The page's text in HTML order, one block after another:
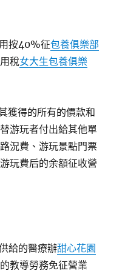
按40%征包養俱樂部
稅女大生包養俱樂
獲得的所有的價款和
游玩者付出給其他單
況費、游玩景點門票
玩費后的余額征收營
給的醫療辦甜心花園
教導勞務免征營業